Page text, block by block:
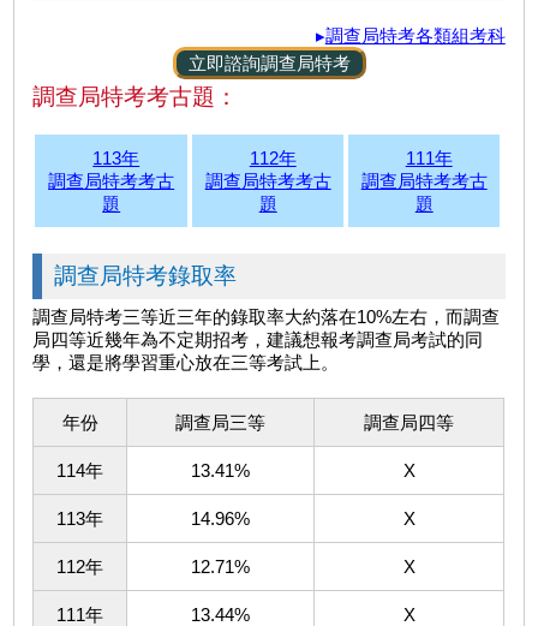
▸調查局特考各類組考科
立即諮詢調查局特考
調查局特考考古題：
113年
調查局特考考古
題
112年
調查局特考考古
題
111年
調查局特考考古
題
調查局特考錄取率
調查局特考三等近三年的錄取率大約落在10%左右，而調查
局四等近幾年為不定期招考，建議想報考調查局考試的同
學，還是將學習重心放在三等考試上。
年份 調查局三等 調查局四等
114年 13.41% X
113年 14.96% X
112年 12.71% X
111年 13.44% X